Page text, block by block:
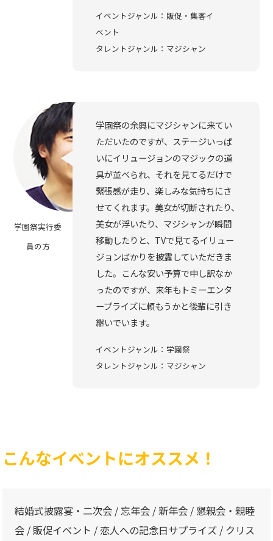
イベントジャンル：販促・集客イ
ベント
タレントジャンル：マジシャン
学園祭実行委
員の方
学園祭の余興にマジシャンに来てい
ただいたのですが、ステージいっぱ
いにイリュージョンのマジックの道
具が並べられ、それを見てるだけで
緊張感が走り、楽しみな気持ちにさ
せてくれます。美女が切断されたり、
美女が浮いたり、マジシャンが瞬間
移動したりと、TVで見てるイリュー
ジョンばかりを披露していただきま
した。こんな安い予算で申し訳なか
ったのですが、来年もトミーエンタ
ープライズに頼もうかと後輩に引き
継いでいます。
イベントジャンル：学園祭
タレントジャンル：マジシャン
こんなイベントにオススメ！
結婚式披露宴・二次会 / 忘年会 / 新年会 / 懇親会・親睦
会 / 販促イベント / 恋人への記念日サプライズ / クリス